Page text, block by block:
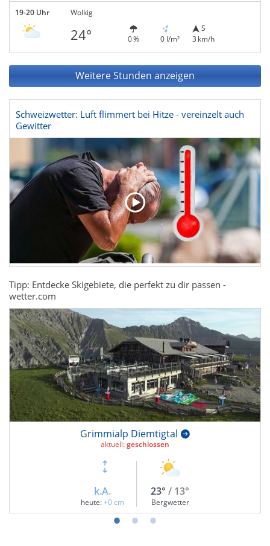
19-20 Uhr Wolkig
24° 0 % 0 l/m²
S
3 km/h
Weitere Stunden anzeigen
Schweizwetter: Luft flimmert bei Hitze - vereinzelt auch
Gewitter
Tipp: Entdecke Skigebiete, die perfekt zu dir passen -
wetter.com
Grimmialp Diemtigtal
aktuell:geschlossen
k.A.
heute:+0 cm
23° / 13°
Bergwetter